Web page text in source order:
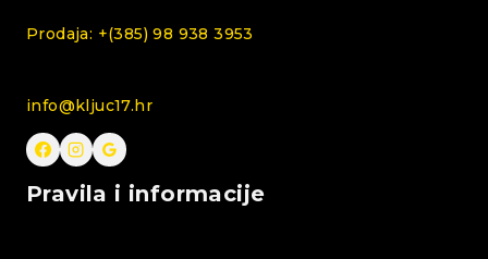
Prodaja: +(385) 98 938 3953
info@kljuc17.hr
Pravila i informacije